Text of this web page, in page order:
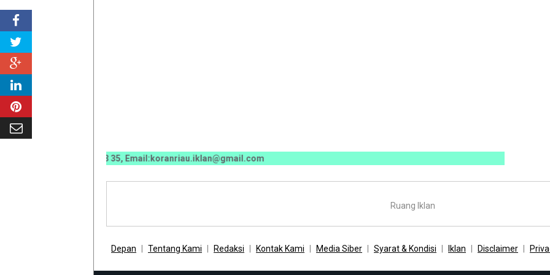
0070 / 0811 7673 35, Email:koranriau.iklan@gmail.com
Ruang Iklan
Depan Tentang Kami Redaksi Kontak Kami Media Siber Syarat & Kondisi Iklan Disclaimer